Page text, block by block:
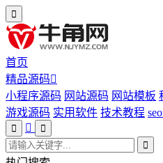
首页
精品源码
小程序源码 网站源码 网站模板
游戏源码 实用软件 技术教程